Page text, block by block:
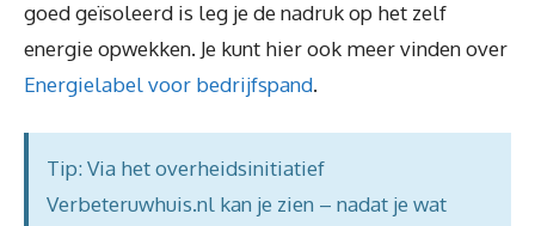
goed geïsoleerd is leg je de nadruk op het zelf
energie opwekken. Je kunt hier ook meer vinden over
Energielabel voor bedrijfspand.
Tip: Via het overheidsinitiatief
Verbeteruwhuis.nl kan je zien – nadat je wat